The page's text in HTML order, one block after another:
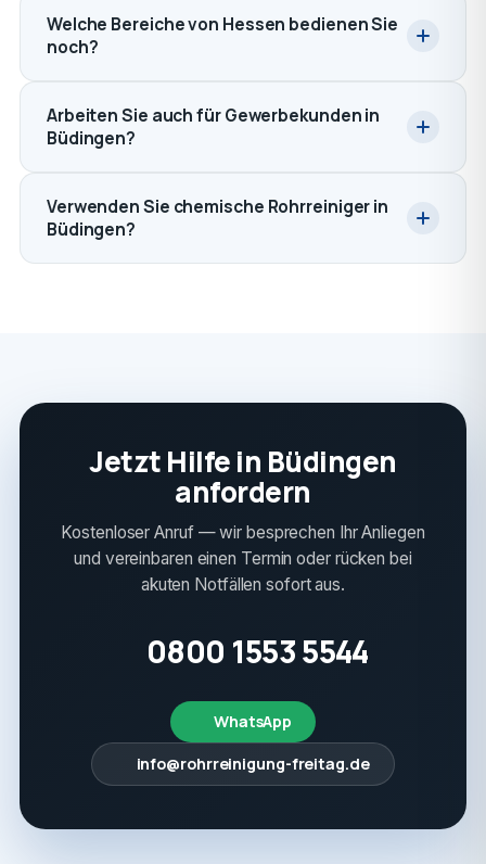
Welche Bereiche von Hessen bedienen Sie
noch?
Arbeiten Sie auch für Gewerbekunden in
Büdingen?
Verwenden Sie chemische Rohrreiniger in
Büdingen?
Jetzt Hilfe in Büdingen
anfordern
Kostenloser Anruf — wir besprechen Ihr Anliegen
und vereinbaren einen Termin oder rücken bei
akuten Notfällen sofort aus.
0800 1553 5544
WhatsApp
info@rohrreinigung-freitag.de